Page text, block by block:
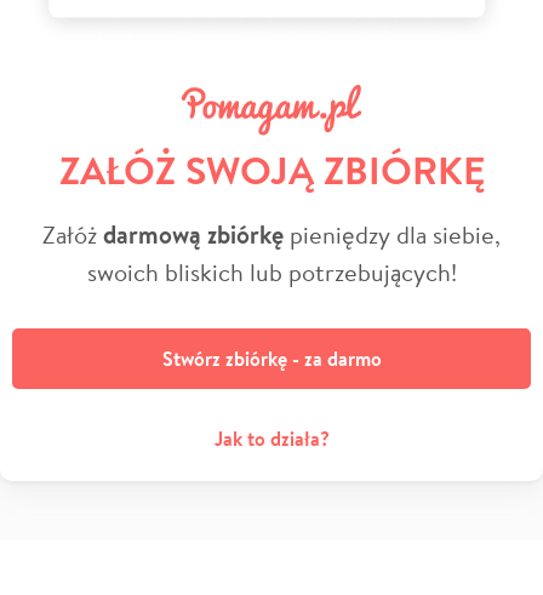
ZAŁÓŻ SWOJĄ ZBIÓRKĘ
Załóżdarmową zbiórkę pieniędzy dla siebie,
swoich bliskich lub potrzebujących!
Stwórz zbiórkę - za darmo
Jak to działa?